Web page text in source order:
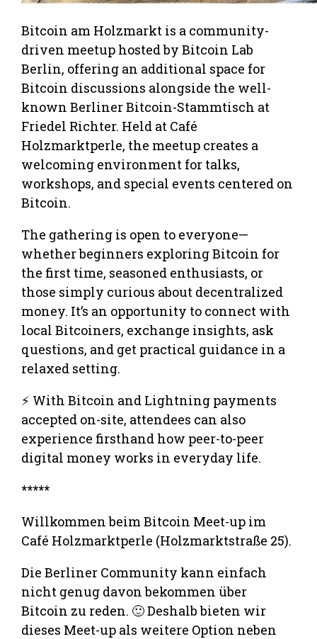
Bitcoin am Holzmarkt is a community-
driven meetup hosted by Bitcoin Lab
Berlin, offering an additional space for
Bitcoin discussions alongside the well-
known Berliner Bitcoin-Stammtisch at
Friedel Richter. Held at Café
Holzmarktperle, the meetup creates a
welcoming environment for talks,
workshops, and special events centered on
Bitcoin.
The gathering is open to everyone—
whether beginners exploring Bitcoin for
the first time, seasoned enthusiasts, or
those simply curious about decentralized
money. It’s an opportunity to connect with
local Bitcoiners, exchange insights, ask
questions, and get practical guidance in a
relaxed setting.
⚡ With Bitcoin and Lightning payments
accepted on-site, attendees can also
experience firsthand how peer-to-peer
digital money works in everyday life.
*****
Willkommen beim Bitcoin Meet-up im
Café Holzmarktperle (Holzmarktstraße 25).
Die Berliner Community kann einfach
nicht genug davon bekommen über
Bitcoin zu reden. 🙂 Deshalb bieten wir
dieses Meet-up als weitere Option neben